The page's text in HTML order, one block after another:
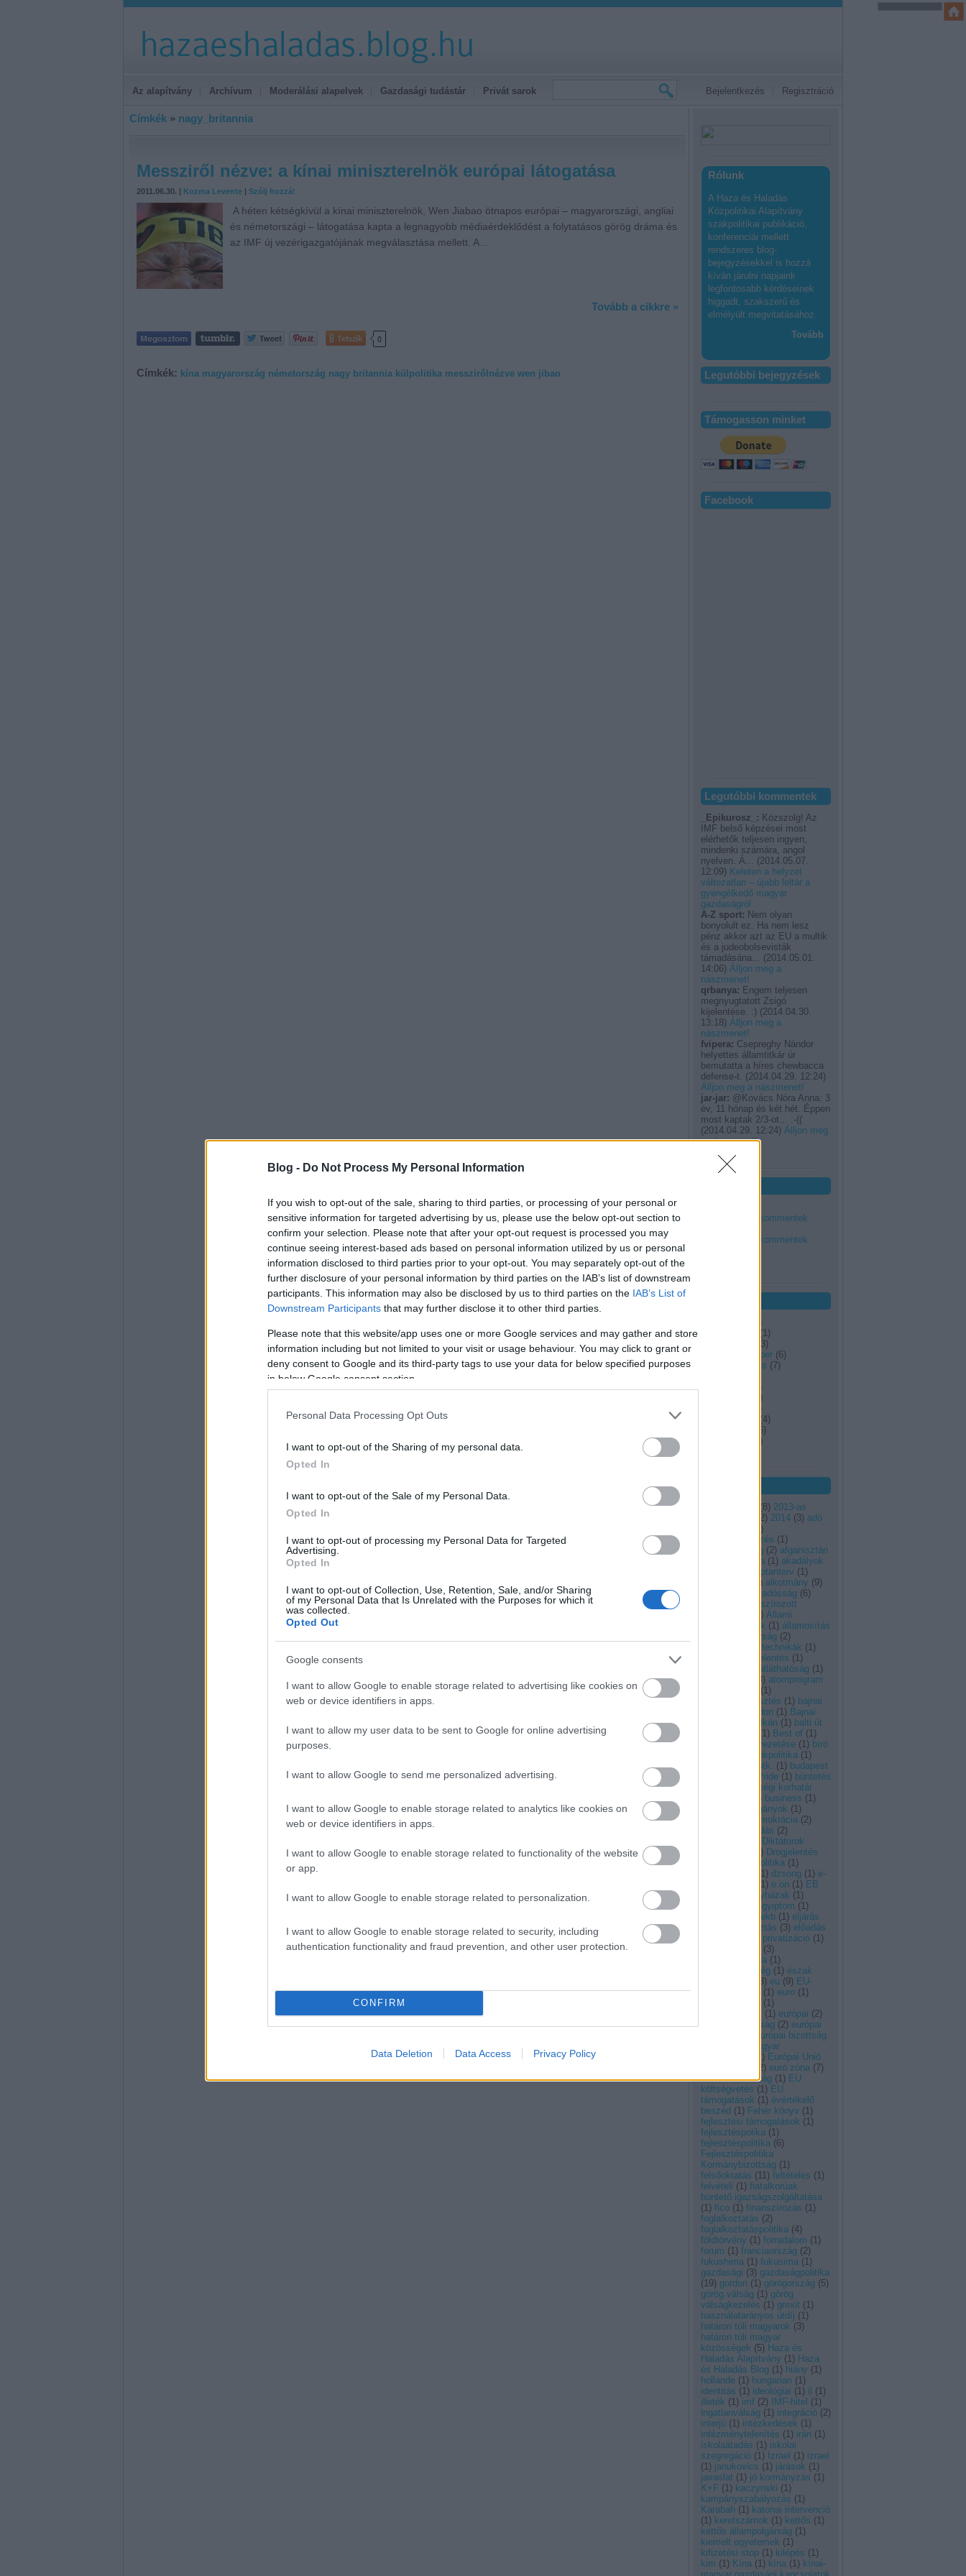
Blog - Do Not Process My Personal Information
If you wish to opt-out of the sale, sharing to third parties, or processing of your personal or
sensitive information for targeted advertising by us, please use the below opt-out section to
confirm your selection. Please note that after your opt-out request is processed you may
continue seeing interest-based ads based on personal information utilized by us or personal
information disclosed to third parties prior to your opt-out. You may separately opt-out of the
further disclosure of your personal information by third parties on the IAB’s list of downstream
participants. This information may also be disclosed by us to third parties on the IAB’s List of
Downstream Participants that may further disclose it to other third parties.
Please note that this website/app uses one or more Google services and may gather and store
information including but not limited to your visit or usage behaviour. You may click to grant or
deny consent to Google and its third-party tags to use your data for below specified purposes
in below Google consent section.
Personal Data Processing Opt Outs
I want to opt-out of the Sharing of my personal data.
Opted In
I want to opt-out of the Sale of my Personal Data.
Opted In
I want to opt-out of processing my Personal Data for Targeted
Advertising.
Opted In
I want to opt-out of Collection, Use, Retention, Sale, and/or Sharing
of my Personal Data that Is Unrelated with the Purposes for which it
was collected.
Opted Out
Google consents
I want to allow Google to enable storage related to advertising like cookies on
web or device identifiers in apps.
I want to allow my user data to be sent to Google for online advertising
purposes.
I want to allow Google to send me personalized advertising.
I want to allow Google to enable storage related to analytics like cookies on
web or device identifiers in apps.
I want to allow Google to enable storage related to functionality of the website
or app.
I want to allow Google to enable storage related to personalization.
I want to allow Google to enable storage related to security, including
authentication functionality and fraud prevention, and other user protection.
CONFIRM
Data Deletion Data Access Privacy Policy
Az alapítvány Archívum Moderálási alapelvek Gazdasági tudástár Privát sarok Bejelentkezés Regisztráció
Címkék » nagy_britannia
Messziről nézve: a kínai miniszterelnök európai látogatása
2011.06.30. | Kozma Levente | Szólj hozzá!
A héten kétségkívül a kínai miniszterelnök, Wen Jiabao ötnapos európai – magyarországi, angliai
és németországi – látogatása kapta a legnagyobb médiaérdeklődést a folytatásos görög dráma és
az IMF új vezérigazgatójának megválasztása mellett. A…
Tovább a cikkre »
Tetszik 0
Címkék: kína magyarország németország nagy britannia külpolitika messzirőlnézve wen jibao
Rólunk
A Haza és Haladás
Közpolitikai Alapítvány
szakpolitikai publikáció,
konferenciái mellett
rendszeres blog-
bejegyzésekkel is hozzá
kíván járulni napjaink
legfontosabb kérdéseinek
higgadt, szakszerű és
elmélyült megvitatásához.
Tovább
Legutóbbi bejegyzések
Támogasson minket
Facebook
Legutóbbi kommentek
_Epikurosz_: Közszolg! Az
IMF belső képzései most
elérhetők teljesen ingyen,
mindenki számára, angol
nyelven. Á... (2014.05.07.
12:09) Keleten a helyzet
változatlan – újabb leltár a
gyengélkedő magyar
gazdaságról
A-Z sport: Nem olyan
bonyolult ez. Ha nem lesz
pénz akkor azt az EU a multik
és a judeobolsevisták
támadásána... (2014.05.01.
14:06) Álljon meg a
nászmenet!
qrbanya: Engem teljesen
megnyugtatott Zsigó
kijelentése. :) (2014.04.30.
13:18) Álljon meg a
nászmenet!
fvipera: Csepreghy Nándor
helyettes államtitkár úr
bemutatta a híres chewbacca
defense-t. (2014.04.29. 12:24)
Álljon meg a nászmenet!
jar-jar: @Kovács Nóra Anna: 3
év, 11 hónap és két hét. Éppen
most kaptak 2/3-ot... :-((
(2014.04.29. 12:24) Álljon meg
a nászmenet!
kommentek
kommentek
(1)
3)
2013 szeptember (6)
2013 augusztus (7)
)
(4)
6)
)
(8) 2013-as
2) 2014 (3) adó
)
adósságrendezés (1)
adósságválság (2) afganisztán
agrárpolitika (1) akadályok
alaptanterv (1)
) alkotmány (9)
államadósság (6)
államilag finanszírozott
) Állami
Számvevőszék (1) államosítás
állampolgárság (2)
antikorrupciós technikák (1)
ÁSZ-jelentés (1)
átláthatóság (1)
3) atomprogram
(1)
autópályafejlesztés (1) bajnai
Bajnai Gordon (1) Bajnai
balkán (1) balti út
(1) Best of (1)
bevezetése (1) bíró
birtokpolitika (1)
btk. (1) budapest
Budapest Pride (1) büntetés
büntethetőségi korhatár
business (1)
cigányok (1)
demokrácia (2)
demokratizálódás (2)
Diktátorok
) Drogjelentés
drogpolitika (1)
1) dzsong (1) e-
1) e.on (1) EB
egyházak (1)
Egyiptom (1)
ekb (1) eljárás
elnökválasztás (3) előadás
energetikai privatizáció (1)
(3)
energiastratégia (1)
esélyegyenlőség (1) észak
3) eu (9) EU-
(1) euro (1)
(1)
(1) európai (2)
Európai Bizottság (2) európai
európai bizottság
jelentése a magyar
) Európai Unió
2) euró zóna (7)
euro zóna válság (1) EU
költségvetés (1) EU
támogatások (1) évértékelő
beszéd (1) Fehér könyv (1)
fejlesztési támogatások (1)
fejlesztéspolika (1)
fejlesztéspolitika (6)
Fejlesztéspolitika
Kormánybizottság (1)
felsőoktatás (11) feltételes (1)
felvételi (1) fiatalkorúak
büntető igazságszolgáltatása
(1) fico (1) finanszírozás (1)
foglalkoztatás (2)
foglalkoztatáspolitika (4)
földtörvény (1) forradalom (1)
forum (1) franciaország (2)
fukushima (1) fukusima (1)
gazdasági (3) gazdaságpolitika
(19) gordon (1) görögország (5)
görög válság (1) görög
válságkezelés (1) grexit (1)
használatarányos útdíj (1)
határon túli magyarok (3)
határon túli magyar
közösségek (5) Haza és
Haladás Alapítvány (1) Haza
és Haladás Blog (1) hiány (1)
hollande (1) hungarian (1)
identitás (1) ideológiai (1) il (1)
illeték (1) imf (2) IMF-hitel (1)
ingatlanválság (1) integráció (2)
interjú (1) intézkedések (1)
intézménytelenítés (1) irán (1)
iskolaátadás (1) iskolai
szegregáció (1) Izrael (1) izrael
(1) janukovics (1) járások (1)
javaslat (1) jó kormányzás (1)
K+F (1) kaczynski (1)
kampányszabályozás (1)
Karabah (1) katonai intervenció
(1) keretszámok (1) kettős (1)
kettős állampolgárság (1)
kiemelt egyetemek (1)
kifizetési stop (1) kilépés (1)
kim (1) Kína (1) kína (1) kínai-